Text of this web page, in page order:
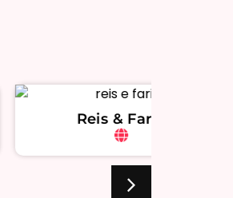
Reis & Faria